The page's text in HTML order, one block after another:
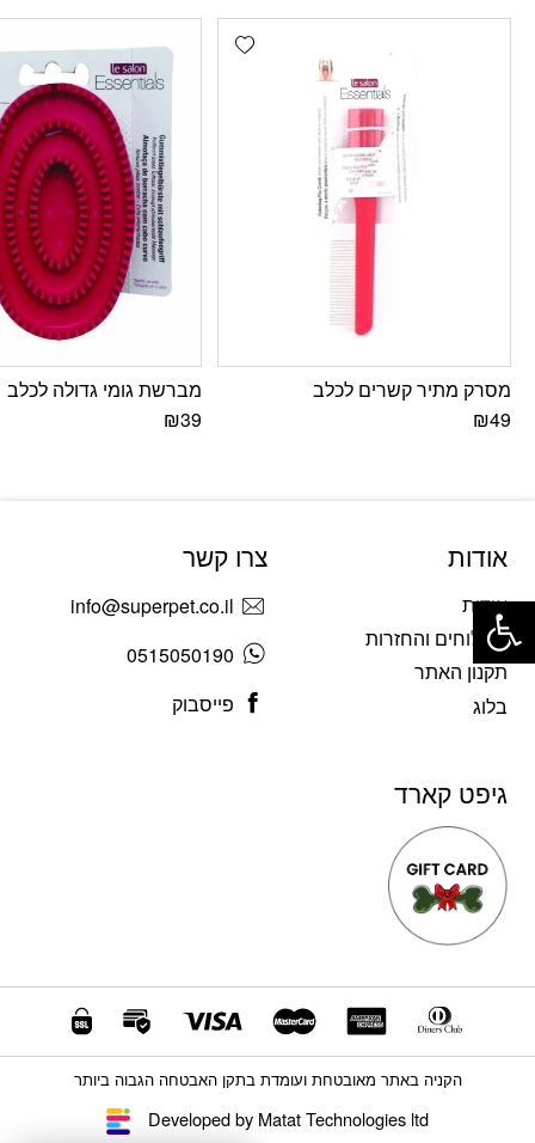
Add wishlist
מסרק מתיר קשרים לכלב
₪49
מברשת גומי גדולה לכלב
₪39
אודות
אודות
משלוחים והחזרות
תקנון האתר
בלוג
צרו קשר
info@superpet.co.il
0515050190
פייסבוק
גיפט קארד
Developed by Matat Technologies ltd
הקניה באתר מאובטחת ועומדת בתקן האבטחה הגבוה ביותר
פתח סרגל נגישות